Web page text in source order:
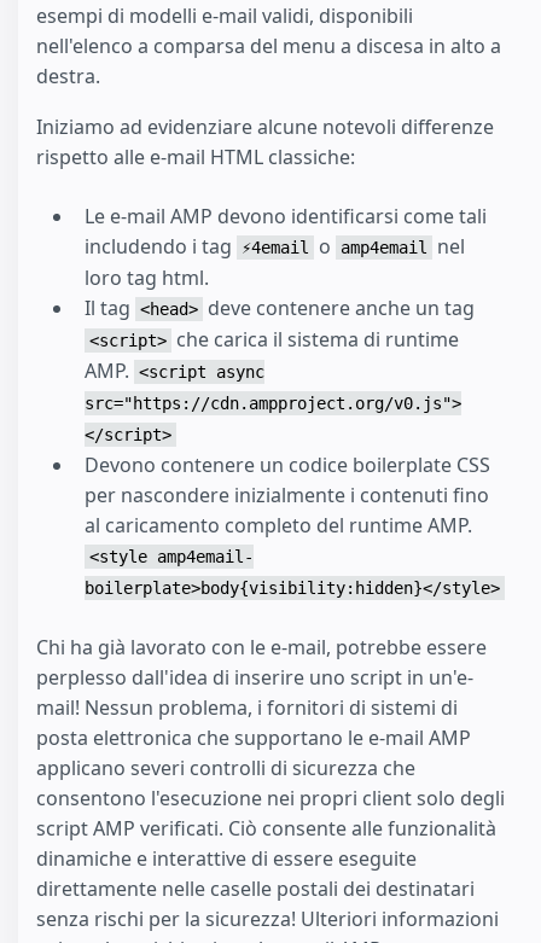
esempi di modelli e-mail validi, disponibili
nell'elenco a comparsa del menu a discesa in alto a
destra.
Iniziamo ad evidenziare alcune notevoli differenze
rispetto alle e-mail HTML classiche:
Le e-mail AMP devono identificarsi come tali
includendo i tag
⚡4email o amp4email
nel
loro tag html.
Il tag <head> deve contenere anche un tag
<script> che carica il sistema di runtime
AMP. <script async
src="https://cdn.ampproject.org/v0.js">
</script>
Devono contenere un codice boilerplate CSS
per nascondere inizialmente i contenuti fino
al caricamento completo del runtime AMP.
<style amp4email-
boilerplate>body{visibility:hidden}</style>
Chi ha già lavorato con le e-mail, potrebbe essere
perplesso dall'idea di inserire uno script in un'e-
mail! Nessun problema, i fornitori di sistemi di
posta elettronica che supportano le e-mail AMP
applicano severi controlli di sicurezza che
consentono l'esecuzione nei propri client solo degli
script AMP verificati. Ciò consente alle funzionalità
dinamiche e interattive di essere eseguite
direttamente nelle caselle postali dei destinatari
senza rischi per la sicurezza! Ulteriori informazioni